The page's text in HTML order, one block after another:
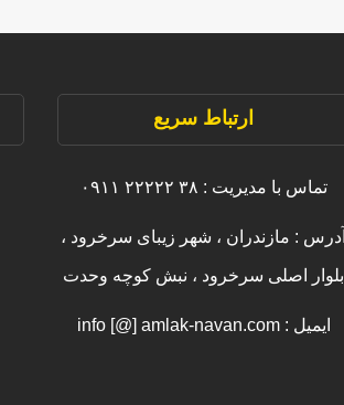
ارتباط سریع
تماس با مدیریت : ۳۸ ۲۲۲۲۲ ۰۹۱۱
آدرس : مازندران ، شهر زیبای سرخرود ،
بلوار اصلی سرخرود ، نبش کوچه وحدت
ایمیل : info [@] amlak-navan.com